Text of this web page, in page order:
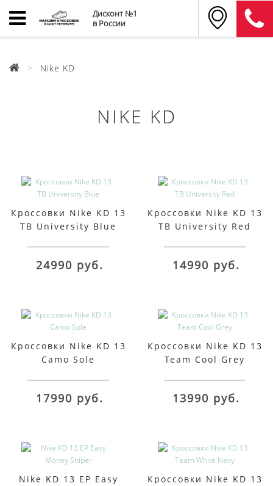
Дисконт №1
в России
Nike KD
NIKE KD
Кроссовки Nike KD 13
TB University Blue
24990 руб.
Кроссовки Nike KD 13
TB University Red
14990 руб.
Кроссовки Nike KD 13
Camo Sole
17990 руб.
Кроссовки Nike KD 13
Team Cool Grey
13990 руб.
Nike KD 13 EP Easy
Кроссовки Nike KD 13